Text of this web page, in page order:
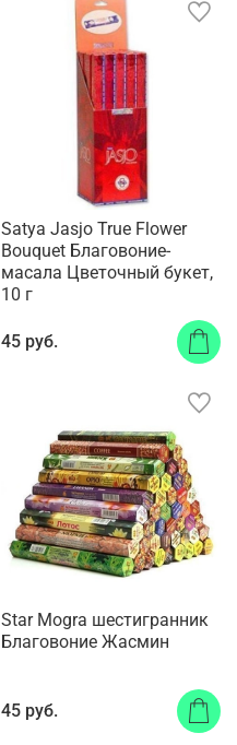
Satya Jasjo True Flower
Bouquet Благовоние-
масала Цветочный букет,
10 г
45 руб.
Star Mogra шестигранник
Благовоние Жасмин
45 руб.